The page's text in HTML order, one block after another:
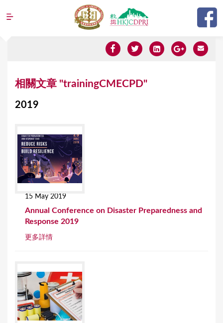
Jump to navigation
相關文章 "trainingCMECPD"
2019
15 May 2019
Annual Conference on Disaster Preparedness and
Response 2019
更多詳情